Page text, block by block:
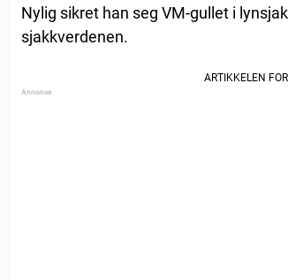
Nylig sikret han seg VM-gullet i
sjakkverdenen.